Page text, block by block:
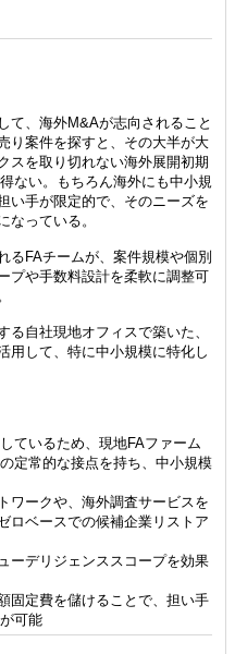
て、海外M&Aが志向されること
り案件を探すと、その大半が大
スを取り切れない海外展開初期
ない。もちろん海外にも中小規
い手が限定的で、そのニーズを
なっている。
るFAチームが、案件規模や個別
プや手数料設計を柔軟に調整可
る自社現地オフィスで築いた、
用して、特に中小規模に特化し
ているため、現地FAファーム
定常的な接点を持ち、中小規模
ワークや、海外調査サービスを
ロベースでの候補企業リストア
ーデリジェンススコープを効果
固定費を儲けることで、担い手
可能